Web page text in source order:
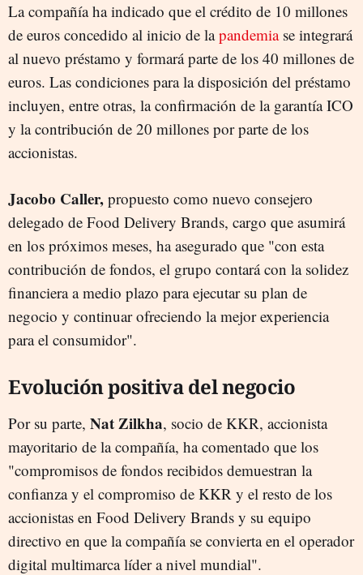
La compañía ha indicado que el crédito de 10 millones
de euros concedido al inicio de lapandemiase integrará
al nuevo préstamo y formará parte de los 40 millones de
euros. Las condiciones para la disposición del préstamo
incluyen, entre otras, la confirmación de la garantía ICO
y la contribución de 20 millones por parte de los
accionistas.
Jacobo Caller, propuesto como nuevo consejero
delegado de Food Delivery Brands, cargo que asumirá
en los próximos meses, ha asegurado que "con esta
contribución de fondos, el grupo contará con la solidez
financiera a medio plazo para ejecutar su plan de
negocio y continuar ofreciendo la mejor experiencia
para el consumidor".
Evolución positiva del negocio
Por su parte, Nat Zilkha, socio de KKR, accionista
mayoritario de la compañía, ha comentado que los
"compromisos de fondos recibidos demuestran la
confianza y el compromiso de KKR y el resto de los
accionistas en Food Delivery Brands y su equipo
directivo en que la compañía se convierta en el operador
digital multimarca líder a nivel mundial".